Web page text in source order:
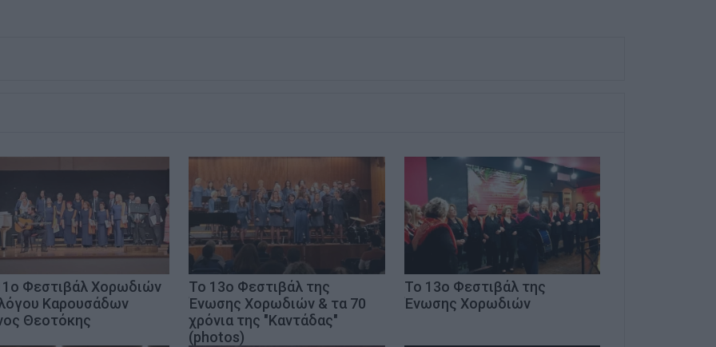
Φεστιβάλ Χορωδιών
Καρουσάδων
Θεοτόκης
Το 13ο Φεστιβάλ της
Ένωσης Χορωδιών & τα 70
χρόνια της "Καντάδας"
(photos)
Το 13ο Φεστιβάλ της
Ένωσης Χορωδιών